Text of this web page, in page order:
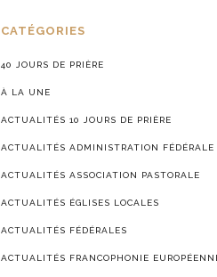
CATÉGORIES
40 JOURS DE PRIÈRE
À LA UNE
ACTUALITÉS 10 JOURS DE PRIÈRE
ACTUALITÉS ADMINISTRATION FÉDÉRALE
ACTUALITÉS ASSOCIATION PASTORALE
ACTUALITÉS ÉGLISES LOCALES
ACTUALITÉS FÉDÉRALES
ACTUALITÉS FRANCOPHONIE